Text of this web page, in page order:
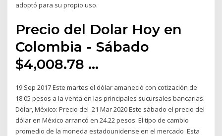
adoptó para su propio uso.
Precio del Dolar Hoy en
Colombia - Sábado
$4,008.78 ...
19 Sep 2017 Este martes el dólar amaneció con cotización de
18.05 pesos a la venta en las principales sucursales bancarias.
Dólar, México: Precio del 21 Mar 2020 Este sábado el precio del
dólar en México arrancó en 24.22 pesos. El tipo de cambio
promedio de la moneda estadounidense en el mercado Esta